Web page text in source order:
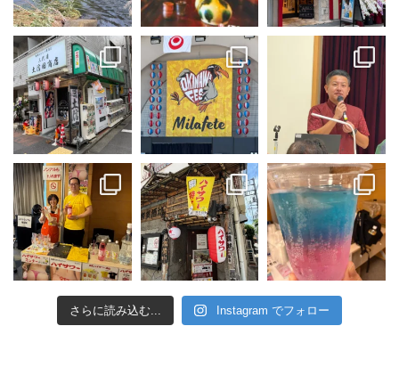
さらに読み込む... Instagram でフォロー